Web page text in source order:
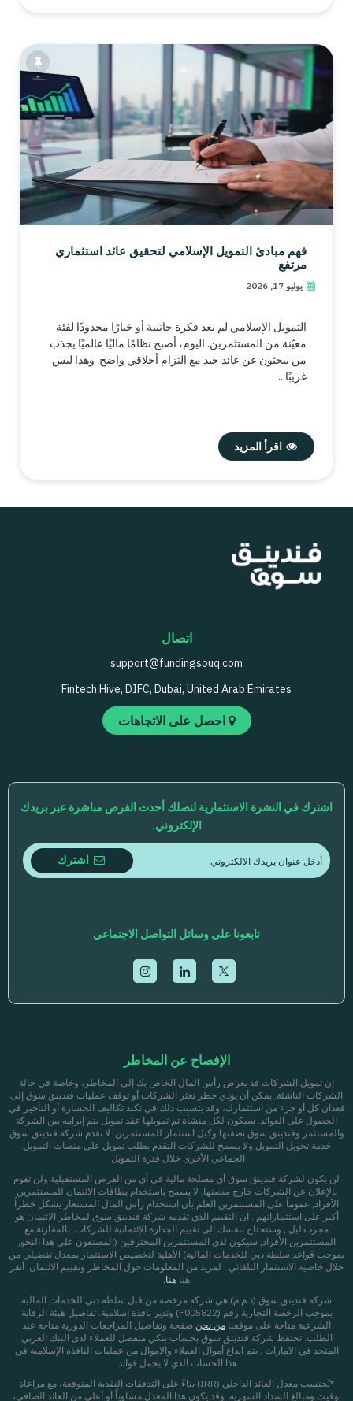
فهم مبادئ التمويل الإسلامي لتحقيق عائد استثماري
مرتفع
يوليو 17, 2026
التمويل الإسلامي لم يعد فكرة جانبية أو خيارًا محدودًا لفئة
معيّنة من المستثمرين. اليوم، أصبح نظامًا ماليًا عالميًا يجذب
من يبحثون عن عائد جيد مع التزام أخلاقي واضح. وهذا ليس
غريبًا...
اقرأ المزيد
اتصال
support@fundingsouq.com
Fintech Hive, DIFC, Dubai, United Arab Emirates
احصل على الاتجاهات
اشترك في النشرة الاستثمارية لتصلك أحدث الفرص مباشرة عبر بريدك
الإلكتروني.
اشترك
تابعونا على وسائل التواصل الاجتماعي
الإفصاح عن المخاطر
إن تمويل الشركات قد يعرض رأس المال الخاص بك إلى المخاطر، وخاصة في حالة
الشركات الناشئة. يمكن أن يؤدي خطر تعثر الشركات أو توقف عمليات فندينق سوق إلى
فقدان كل أو جزء من استثمارك، وقد يتسبب ذلك في تكبد تكاليف الخسارة أو التأخير في
الحصول على العوائد. سيكون لكل منشأة تم تمويلها عقد تمويل يتم إبرامه بين الشركة
والمستثمر وفندينق سوق بصفتها وكيل استثمار للمستثمرين. لا تقدم شركة فندينق سوق
خدمة تحويل التمويل ولا يسمح للشركات التقدم بطلب تمويل على منصات التمويل
الجماعي الأخرى خلال فترة التمويل.
لن يكون لشركة فندينق سوق أي مصلحة مالية في أي من الفرص المستقبلية ولن تقوم
بالإعلان عن الشركات خارج منصتها. لا يسمح باستخدام بطاقات الائتمان للمستثمرين
الأفراد, عموماً على المستثمرين العلم بأن استخدام رأس المال المستعار يشكل خطراً
أكبر على استثماراتهم . ان التقييم الذي تقدمه شركة فندينق سوق لمخاطر الائتمان هو
مجرد دليل , وستحتاج بنفسك الى تقييم الجدارة الإئتمانية للشركات. بالمقارنة مع
المستثمرين الأفراد, سيكون لدى المستثمرين المحترفين (المصنفون على هذا النحو,
بموجب قواعد سلطة دبي للخدمات المالية) الأهلية لتخصيص الاستثمار بمعدل تفضيلي من
خلال خاصية الاستثمار التلقائي . لمزيد من المعلومات حول المخاطر وتقييم الائتمان, أنقر
هنا هنا.
شركة فندينق سوق (ذ.م.م) هي شركة مرخصة من قبل سلطة دبي للخدمات المالية
بموجب الرخصة التجارية رقم (F005822) وتدير نافذة إسلامية. تفاصيل هيئة الرقابة
الشرعية متاحة على موقعنا من نحن صفحة وتفاصيل المراجعات الدورية متاحة عند
الطلب. تحتفظ شركة فندينق سوق بحساب بنكي منفصل للعملاء لدى البنك العربي
المتحد في الامارات . يتم ايداع أموال العملاء والاموال من عمليات النافذة الإسلامية في
هذا الحساب الذي لا يحمل فوائد.
*يُحتسب معدل العائد الداخلي (IRR) بناءً على التدفقات النقدية المتوقعة، مع مراعاة
توقيت ومبالغ السداد الشهرية. وقد يكون هذا المعدل مساوياً أو أعلى من العائد الصافي،